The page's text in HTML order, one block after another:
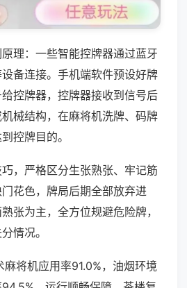
理：一些智能控牌器通过蓝牙
备连接。手机端软件预设好牌
控牌器，控牌器接收到信号后
械结构，在麻将机洗牌、码牌
控牌目的。
，严格区分生张熟张、牢记筋
花色，牌局后期全部放弃进
张为主，全方位规避危险牌，
情况。
将机应用率91.0%，油烟环境